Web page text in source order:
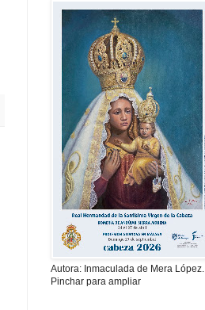
Autora: Inmaculada de Mera López.
Pinchar para ampliar